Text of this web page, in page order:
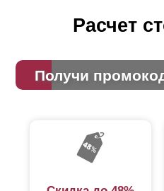
Расчет
Получи